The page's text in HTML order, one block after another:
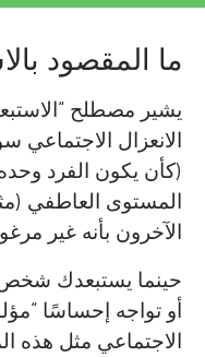
ما المقصود
يشير مصطلح
الانعزال
(كأن يكون الفرد
المستوى العاطفي
الآخرون بأنه غير
حينما يستبعدك شخص
أو تواجه إحساسًا
الاجتماعي مثل هذه